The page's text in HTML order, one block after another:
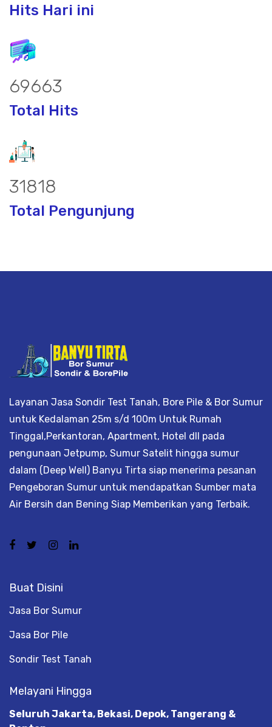
Hits Hari ini
90090
Total Hits
41148
Total Pengunjung
Layanan Jasa Sondir Test Tanah, Bore Pile & Bor Sumur
untuk Kedalaman 25m s/d 100m Untuk Rumah
Tinggal,Perkantoran, Apartment, Hotel dll pada
pengunaan Jetpump, Sumur Satelit hingga sumur
dalam (Deep Well) Banyu Tirta siap menerima pesanan
Pengeboran Sumur untuk mendapatkan Sumber mata
Air Bersih dan Bening Siap Memberikan yang Terbaik.
Buat Disini
Jasa Bor Sumur
Jasa Bor Pile
Sondir Test Tanah
Melayani Hingga
Seluruh Jakarta, Bekasi, Depok, Tangerang &